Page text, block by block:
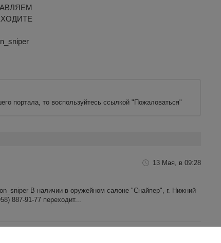
портала, то воспользуйтесь ссылкой "Пожаловаться"
13 Мая, в 09:28
В наличии в оружейном салоне "Снайпер", г. Нижний
887-91-77 переходит...